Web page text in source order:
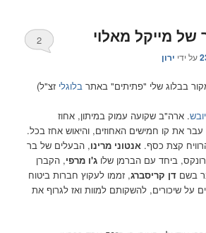
מייקל מאלוי
על ידי ירון
2
בבלוג שלי "פתיתים" באתרבלוגלי זצ"ל)
. ארה"ב שקועה עמוק במיתון, אחוז
עבר את קו חמישים האחוזים, והיאוש אחז בכל.
קצת כסף.אנטוני מרינו, הבעלים של בר
ביחד עם הברמן שלוג'ו מרפי, הקברן
בשםדן קריסברג, זממו לעקוץ חברות ביטוח
על שיכורים, להשקותם למוות ואז לגרוף את